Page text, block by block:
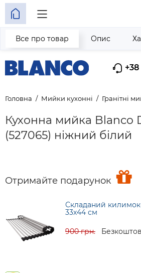
Головна Мийки кухонні Гранітні
Кухонна мийка Blanco
(527065) ніжний білий
Отримайте подарунок
Складаний
33х44 см
900 грн.
Все про товар Опис